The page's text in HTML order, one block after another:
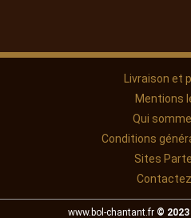
Livraison et
Mentions
Qui
Conditions
Sites
www.bol-chantant.fr ©